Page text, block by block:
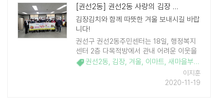
[권선2동] 권선2동 사랑의 김장 나누기
김장김치와 함께 따뜻한 겨울 보내시길 바랍
니다!
권선구 권선2동주민센터는 18일, 행정복지
센터 2층 다목적방에서 관내 어려운 이웃을
위한 사랑의 김장 나누기 행사를 진행했다.
올해는 사회적 거리두기를 고려하여 지역사
회보장협의체, 이마트 수원점에서 완제품을
권선2동, 김장, 겨울, 이마트, 새마을부녀회
이지훈
2020-11-19